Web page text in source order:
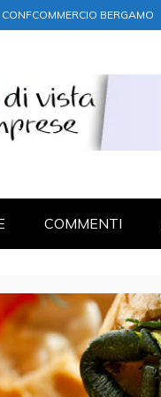
CONFCOMMERCIO BERGAMO
COMMENTI